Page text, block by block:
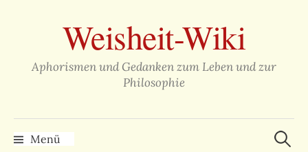
überspringenWeisheit-Wiki
Aphorismen und Gedanken zum Leben und zur
Philosophie
Menü
Suchen
nach: